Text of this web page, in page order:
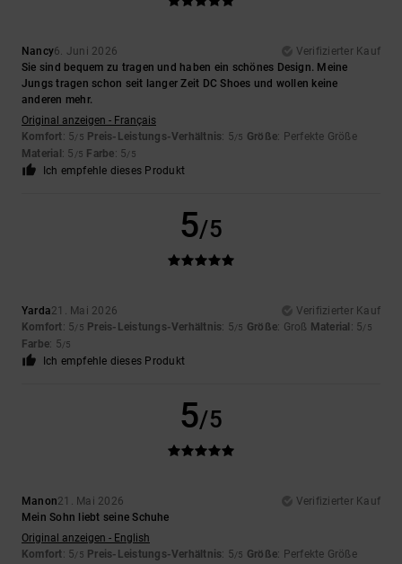
Nancy6. Juni 2026
Verifizierter Kauf
Sie sind bequem zu tragen und haben ein schönes Design. Meine
Jungs tragen schon seit langer Zeit DC Shoes und wollen keine
anderen mehr.
Original anzeigen - Français
Komfort: 5/5 Preis-Leistungs-Verhältnis: 5/5 Größe: Perfekte Größe
Material : 5 /5 Farbe: 5/5
Ich empfehle dieses Produkt
5/5
Yarda21. Mai 2026
Verifizierter Kauf
Komfort: 5/5 Preis-Leistungs-Verhältnis: 5/5 Größe: Groß Material : 5/5
Farbe: 5/5
Ich empfehle dieses Produkt
5/5
Manon21. Mai 2026
Verifizierter Kauf
Mein Sohn liebt seine Schuhe
Original anzeigen - English
Komfort: 5/5 Preis-Leistungs-Verhältnis: 5/5 Größe: Perfekte Größe